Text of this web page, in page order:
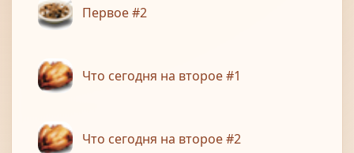
Первое #2
Что сегодня на второе #1
Что сегодня на второе #2